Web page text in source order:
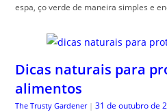
espa, ço verde de maneira simples e
Dicas naturais para
alimentos
The Trusty Gardener | 31 de outubro de